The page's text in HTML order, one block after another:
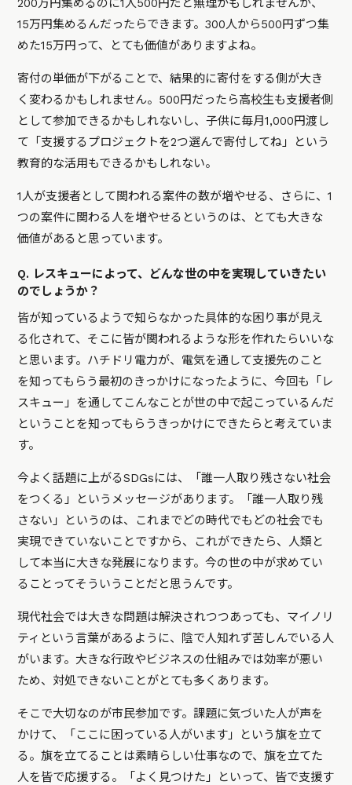
200万円集めるのに1人500円だと無理かもしれませんが、
15万円集めるんだったらできます。300人から500円ずつ集
めた15万円って、とても価値がありますよね。
寄付の単価が下がることで、結果的に寄付をする側が大き
く変わるかもしれません。500円だったら高校生も支援者側
として参加できるかもしれないし、子供に毎月1,000円渡し
て「支援するプロジェクトを2つ選んで寄付してね」という
教育的な活用もできるかもしれない。
1人が支援者として関われる案件の数が増やせる、さらに、1
つの案件に関わる人を増やせるというのは、とても大きな
価値があると思っています。
Q. レスキューによって、どんな世の中を実現していきたい
のでしょうか？
皆が知っているようで知らなかった具体的な困り事が見え
る化されて、そこに皆が関われるような形を作れたらいいな
と思います。ハチドリ電力が、電気を通して支援先のこと
を知ってもらう最初のきっかけになったように、今回も「レ
スキュー」を通してこんなことが世の中で起こっているんだ
ということを知ってもらうきっかけにできたらと考えていま
す。
今よく話題に上がるSDGsには、「誰一人取り残さない社会
をつくる」というメッセージがあります。「誰一人取り残
さない」というのは、これまでどの時代でもどの社会でも
実現できていないことですから、これができたら、人類と
して本当に大きな発展になります。今の世の中が求めてい
ることってそういうことだと思うんです。
現代社会では大きな問題は解決されつつあっても、マイノリ
ティという言葉があるように、陰で人知れず苦しんでいる人
がいます。大きな行政やビジネスの仕組みでは効率が悪い
ため、対処できないことがとても多くあります。
そこで大切なのが市民参加です。課題に気づいた人が声を
かけて、「ここに困っている人がいます」という旗を立て
る。旗を立てることは素晴らしい仕事なので、旗を立てた
人を皆で応援する。「よく見つけた」といって、皆で支援す